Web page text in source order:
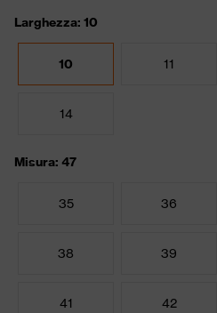
Larghezza: 10
10 11
14
Misura: 47
35 36
38 39
41 42